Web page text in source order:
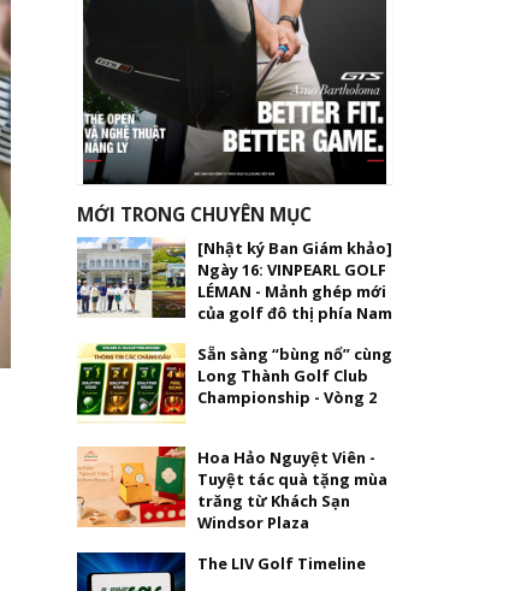
MỚI TRONG CHUYÊN MỤC
[Nhật ký Ban Giám khảo]
Ngày 16: VINPEARL GOLF
LÉMAN - Mảnh ghép mới
của golf đô thị phía Nam
Sẵn sàng “bùng nổ” cùng
Long Thành Golf Club
Championship - Vòng 2
Hoa Hảo Nguyệt Viên -
Tuyệt tác quà tặng mùa
trăng từ Khách Sạn
Windsor Plaza
The LIV Golf Timeline